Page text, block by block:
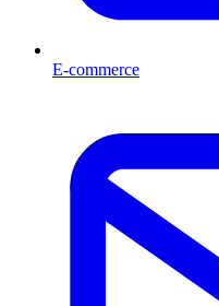
E-commerce